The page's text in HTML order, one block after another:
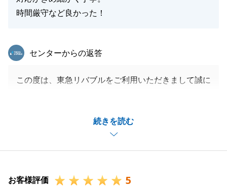
時間厳守など良かった！
続きを読む
東急リバブル
センターからの返答
この度は、東急リバブルをご利用いただきまして誠に
伝えできるよう、不動産の専門用語をできるだけ使わ
ないことや各お手続きの流れの分かりやすい説明など
心掛けておりますので、お褒めの言葉をいただき幸甚
お困りのことがございましたら、お気軽にご連絡いた
お客様評価 5